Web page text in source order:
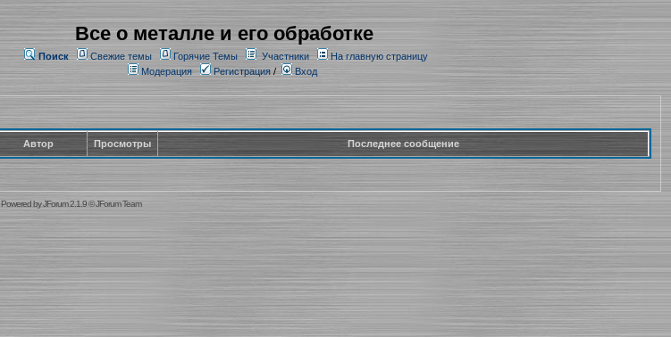
Все о металле и его обработке
Поиск Свежие темы Горячие Темы Участники
На главную страницу
Модерация
Регистрация/ Вход
Автор Просмотры Последнее сообщение
Powered byJForum 2.1.9©JForum Team